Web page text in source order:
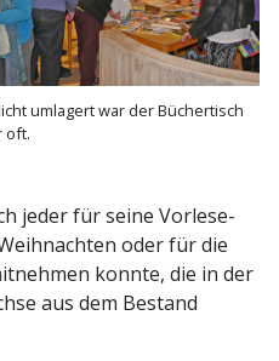
umlagert war der Bücher­tisch
oft.
jeder für seine Vorle­se­
oder für die
konnte, die in der
aus dem Bestand